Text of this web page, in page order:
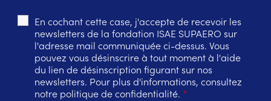
En cochant cette case, j'accepte de recevoir les
newsletters de la fondation ISAE SUPAERO sur
l'adresse mail communiquée ci-dessus. Vous
pouvez vous désinscrire à tout moment à l'aide
du lien de désinscription figurant sur nos
newsletters. Pour plus d'informations, consultez
notre politique de confidentialité. *